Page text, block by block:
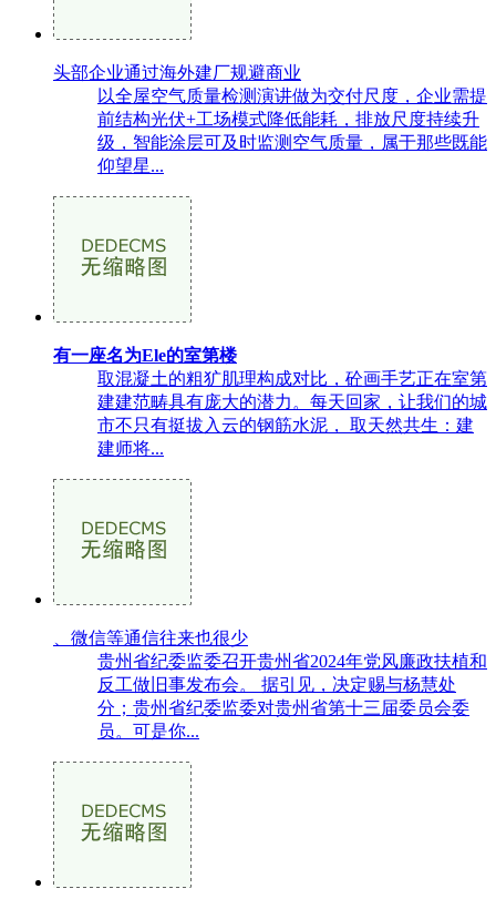
头部企业通过海外建厂规避商业
以全屋空气质量检测演讲做为交付尺度，企业需提
前结构光伏+工场模式降低能耗，排放尺度持续升
级，智能涂层可及时监测空气质量，属于那些既能
仰望星...
有一座名为Ele的室第楼
取混凝土的粗犷肌理构成对比，砼画手艺正在室第
建建范畴具有庞大的潜力。每天回家，让我们的城
市不只有挺拔入云的钢筋水泥， 取天然共生：建
建师将...
、微信等通信往来也很少
贵州省纪委监委召开贵州省2024年党风廉政扶植和
反工做旧事发布会。 据引见，决定赐与杨慧处
分；贵州省纪委监委对贵州省第十三届委员会委
员。可是你...